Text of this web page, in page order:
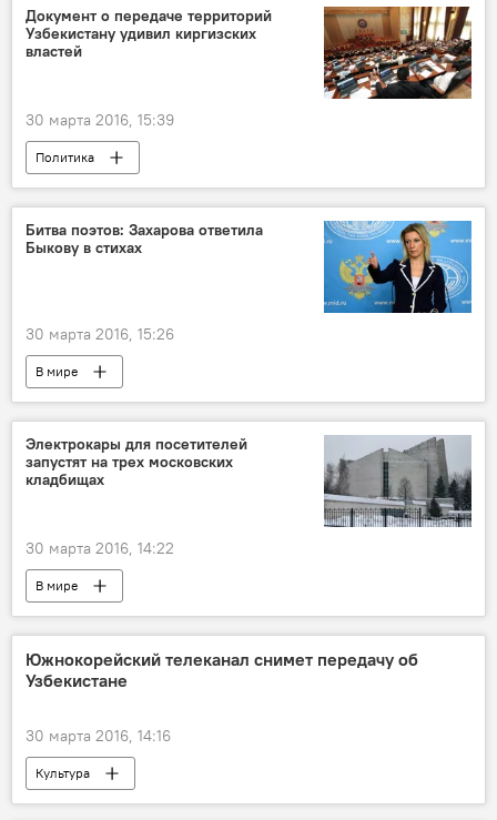
Документ о передаче территорий
Узбекистану удивил киргизских
властей
30 марта 2016, 15:39
Политика
Битва поэтов: Захарова ответила
Быкову в стихах
30 марта 2016, 15:26
В мире
Электрокары для посетителей
запустят на трех московских
кладбищах
30 марта 2016, 14:22
В мире
Южнокорейский телеканал снимет передачу об
Узбекистане
30 марта 2016, 14:16
Культура